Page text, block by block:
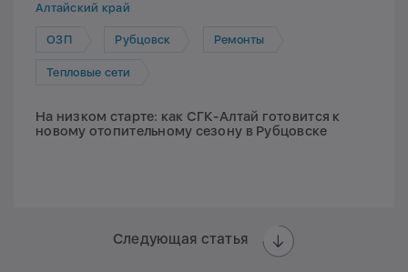
Алтайский край
ОЗП Рубцовск Ремонты
Тепловые сети
На низком старте: как СГК-Алтай готовится к
новому отопительному сезону в Рубцовске
Следующая статья